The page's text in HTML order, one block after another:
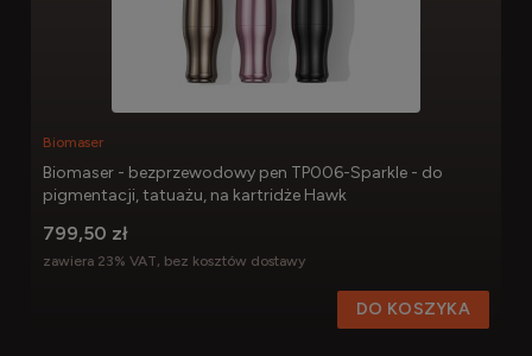
Biomaser - bezprzewodowy pen TP006-Sparkle - do
pigmentacji, tatuażu, na kartridże Hawk
Biomaser
799,50 zł
zawiera 23% VAT, bez kosztów dostawy
DO KOSZYKA